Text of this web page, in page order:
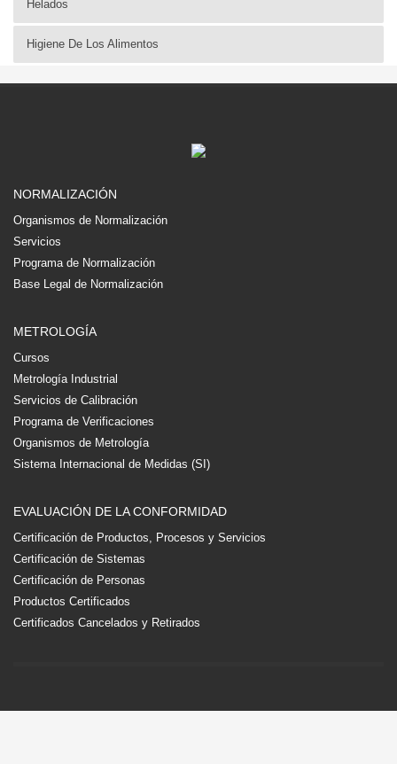
Helados
Higiene De Los Alimentos
NORMALIZACIÓN
Organismos de Normalización
Servicios
Programa de Normalización
Base Legal de Normalización
METROLOGÍA
Cursos
Metrología Industrial
Servicios de Calibración
Programa de Verificaciones
Organismos de Metrología
Sistema Internacional de Medidas (SI)
EVALUACIÓN DE LA CONFORMIDAD
Certificación de Productos, Procesos y Servicios
Certificación de Sistemas
Certificación de Personas
Productos Certificados
Certificados Cancelados y Retirados